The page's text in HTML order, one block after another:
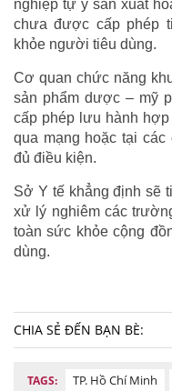
nghiệp tự ý sản xuất
chưa được cấp phép
khỏe người tiêu dùng.
Cơ quan chức năng
sản phẩm dược – mỹ
cấp phép lưu hành
qua mạng hoặc tại
đủ điều kiện.
Sở Y tế khẳng định sẽ
xử lý nghiêm các
toàn sức khỏe cộng
dùng.
CHIA SẺ ĐẾN BẠN BÈ:
TAGS: TP. Hồ Chí Minh